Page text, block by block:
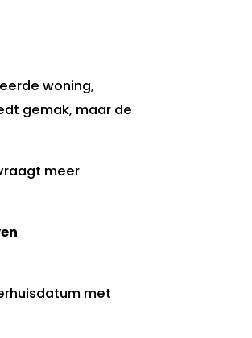
woning,
gemak, maar de
meer
met